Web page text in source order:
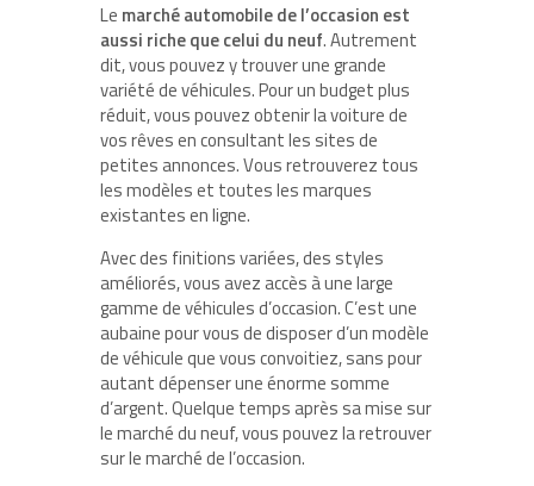
Le marché automobile de l’occasion est
aussi riche que celui du neuf. Autrement
dit, vous pouvez y trouver une grande
variété de véhicules. Pour un budget plus
réduit, vous pouvez obtenir la voiture de
vos rêves en consultant les sites de
petites annonces. Vous retrouverez tous
les modèles et toutes les marques
existantes en ligne.
Avec des finitions variées, des styles
améliorés, vous avez accès à une large
gamme de véhicules d’occasion. C’est une
aubaine pour vous de disposer d’un modèle
de véhicule que vous convoitiez, sans pour
autant dépenser une énorme somme
d’argent. Quelque temps après sa mise sur
le marché du neuf, vous pouvez la retrouver
sur le marché de l’occasion.